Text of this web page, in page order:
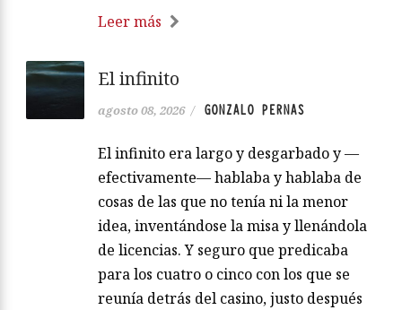
Leer más
El infinito
agosto 08, 2026 / GONZALO PERNAS
El infinito era largo y desgarbado y —
efectivamente— hablaba y hablaba de
cosas de las que no tenía ni la menor
idea, inventándose la misa y llenándola
de licencias. Y seguro que predicaba
para los cuatro o cinco con los que se
reunía detrás del casino, justo después